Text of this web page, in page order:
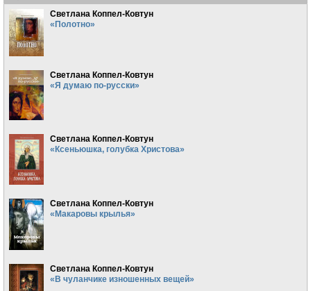
Светлана Коппел-Ковтун
«Полотно»
Светлана Коппел-Ковтун
«Я думаю по-русски»
Светлана Коппел-Ковтун
«Ксеньюшка, голубка Христова»
Светлана Коппел-Ковтун
«Макаровы крылья»
Светлана Коппел-Ковтун
«В чуланчике изношенных вещей»